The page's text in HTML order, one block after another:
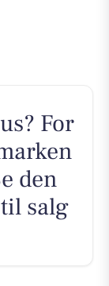
For
den
salg